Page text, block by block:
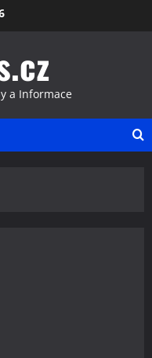
a Informace